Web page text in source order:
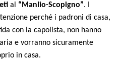
al “Manlio-Scopigno”. I
perché i padroni di casa,
con la capolista, non hanno
e vorranno sicuramente
in casa.